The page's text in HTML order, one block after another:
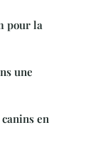
pour la
une
en